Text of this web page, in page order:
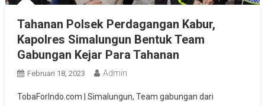
Tahanan Polsek Perdagangan Kabur,
Kapolres Simalungun Bentuk Team
Gabungan Kejar Para Tahanan
Februari 18, 2023 Admin
TobaForIndo.com | Simalungun, Team gabungan dari